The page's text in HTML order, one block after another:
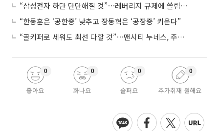
“삼성전자 하단 단단해질 것”⋯레버리지 규제에 쏠림 완화
“한동훈은 ‘공한증’ 낮추고 장동혁은 ‘공장증’ 키운다”
“골키퍼로 세워도 최선 다할 것”⋯맨시티 누네스, 주전 경쟁 각오
좋아요
0
화나요
0
슬퍼요
0
추가취재 원해요
0